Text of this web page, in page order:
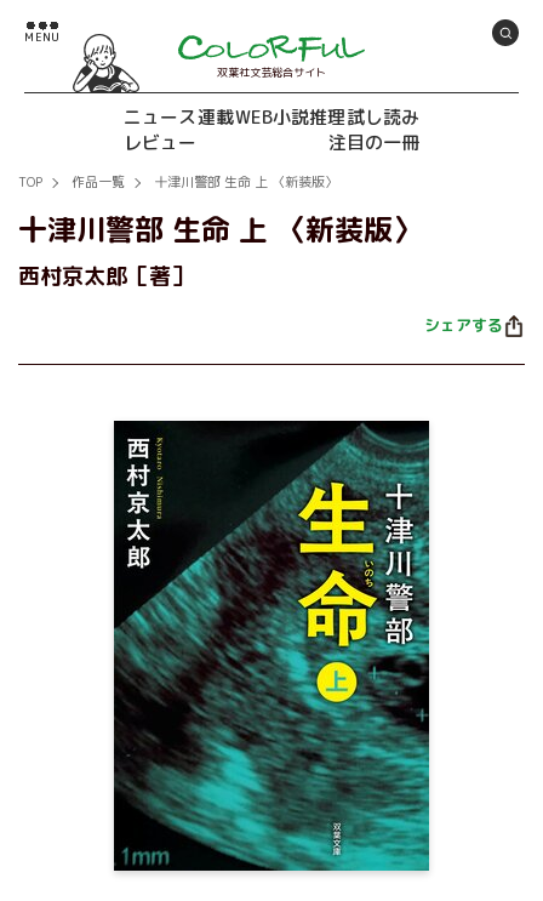
双葉社文芸総合サイト
ニュース連載WEB小説推理試し読み
レビュー
注目の一冊
TOP 作品一覧 十津川警部 生命 上 〈新装版〉
十津川警部 生命 上 〈新装版〉
西村京太郎［著］
シェアする